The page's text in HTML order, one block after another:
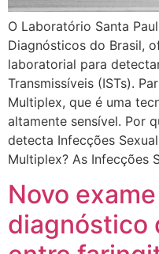
O Laboratório Santa
Diagnósticos do Brasil,
laboratorial para
Transmissíveis (ISTs).
Multiplex, que é uma
altamente sensível. Por
detecta Infecções
Multiplex? As Infecções
Novo
diagnóstico